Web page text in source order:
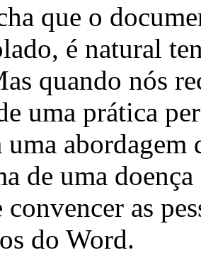
que o
é natural
quando nós
uma prática
uma
de uma
convencer as
do Word.